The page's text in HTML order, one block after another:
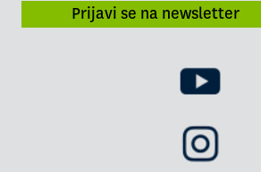
Prijavi se na newsletter